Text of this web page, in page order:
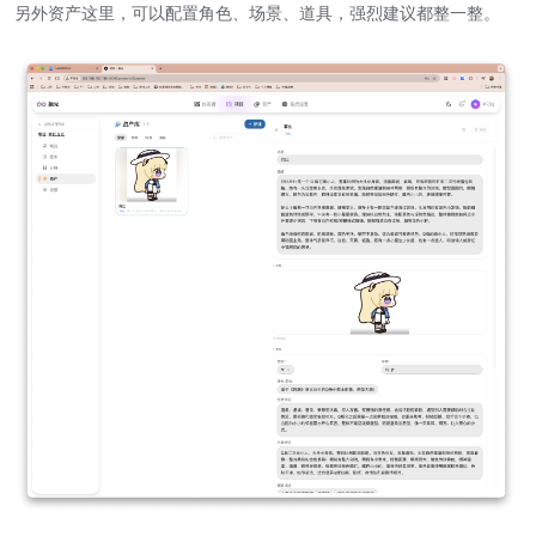
另外资产这里，可以配置角色、场景、道具，强烈建议都整一整。